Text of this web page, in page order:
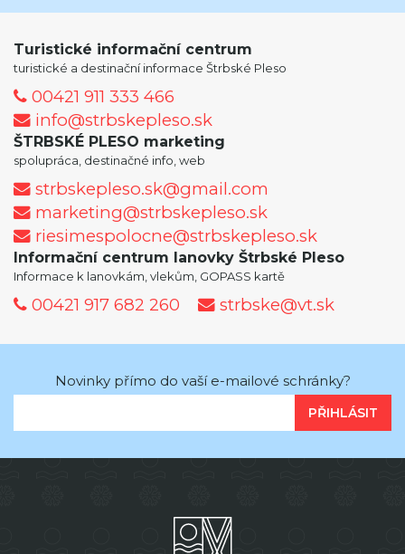
Turistické informační centrum
turistické a destinační informace Štrbské Pleso
00421 911 333 466
info@strbskepleso.sk
ŠTRBSKÉ PLESO marketing
spolupráca, destinačné info, web
strbskepleso.sk@gmail.com
marketing@strbskepleso.sk
riesimespolocne@strbskepleso.sk
Informační centrum lanovky Štrbské Pleso
Informace k lanovkám, vlekům, GOPASS kartě
00421 917 682 260 strbske@vt.sk
Novinky přímo do vaší e-mailové schránky?
PŘIHLÁSIT